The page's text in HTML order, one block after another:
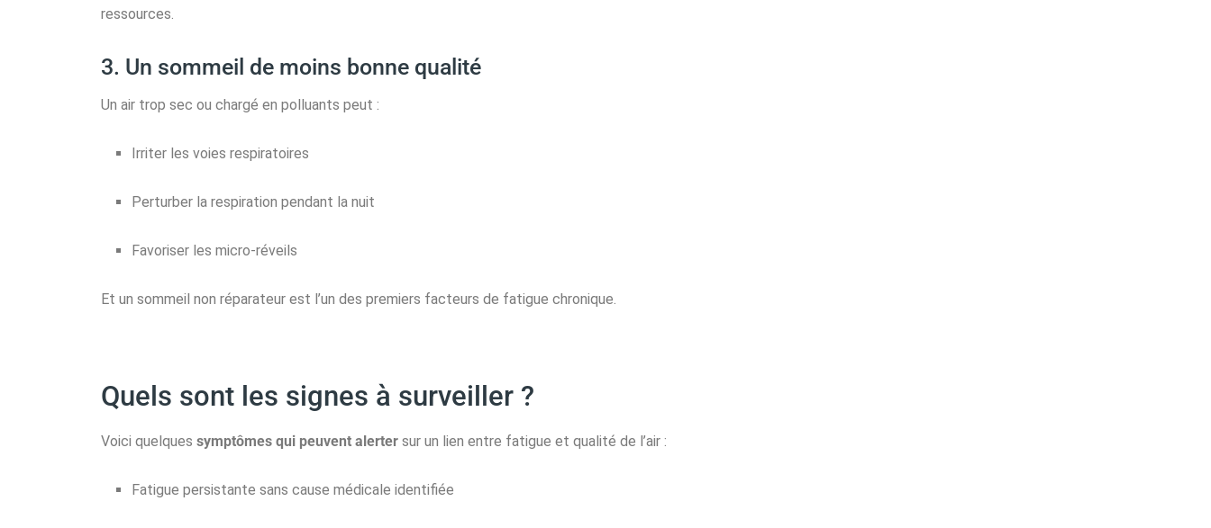
ressources.
3. Un sommeil de moins bonne qualité
Un air trop sec ou chargé en polluants peut :
Irriter les voies respiratoires
Perturber la respiration pendant la nuit
Favoriser les micro-réveils
Et un sommeil non réparateur est l’un des premiers facteurs de fatigue chronique.
Quels sont les signes à surveiller ?
Voici quelques symptômes qui peuvent alerter sur un lien entre fatigue et qualité de l’air :
Fatigue persistante sans cause médicale identifiée